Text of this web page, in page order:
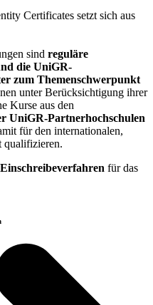
Certificates setzt sich aus
sind reguläre
die UniGR-
zum Themenschwerpunkt
unter Berücksichtigung ihrer
Kurse aus den
UniGR-Partnerhochschulen
für den internationalen,
qualifizieren.
für das